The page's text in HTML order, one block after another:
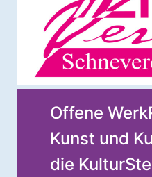
Offene
Kunst und
die